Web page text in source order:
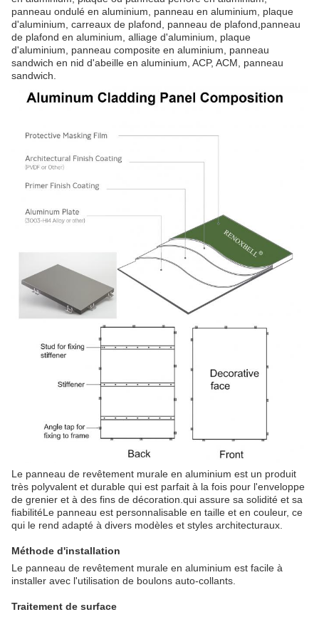
panneau ondulé en aluminium, panneau en aluminium, plaque
d'aluminium, carreaux de plafond, panneau de plafond,panneau
de plafond en aluminium, alliage d'aluminium, plaque
d'aluminium, panneau composite en aluminium, panneau
sandwich en nid d'abeille en aluminium, ACP, ACM, panneau
sandwich.
Le panneau de revêtement murale en aluminium est un produit
très polyvalent et durable qui est parfait à la fois pour l'enveloppe
de grenier et à des fins de décoration.qui assure sa solidité et sa
fiabilitéLe panneau est personnalisable en taille et en couleur, ce
qui le rend adapté à divers modèles et styles architecturaux.
Méthode d'installation
Le panneau de revêtement murale en aluminium est facile à
installer avec l'utilisation de boulons auto-collants.
Traitement de surface